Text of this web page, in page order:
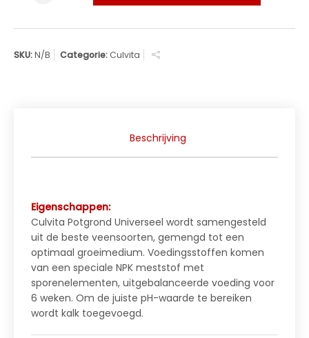
SKU:N/B Categorie: Culvita
Beschrijving
Eigenschappen:
Culvita Potgrond Universeel wordt samengesteld
uit de beste veensoorten, gemengd tot een
optimaal groeimedium. Voedingsstoffen komen
van een speciale NPK meststof met
sporenelementen, uitgebalanceerde voeding voor
6 weken. Om de juiste pH-waarde te bereiken
wordt kalk toegevoegd.